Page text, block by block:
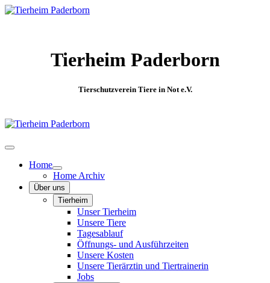
Tierheim Paderborn
Tierschutzverein Tiere in Not e.V.
Home
Home Archiv
Über uns
Tierheim
Unser Tierheim
Unsere Tiere
Tagesablauf
Öffnungs- und Ausführzeiten
Unsere Kosten
Unsere Tierärztin und Tiertrainerin
Jobs